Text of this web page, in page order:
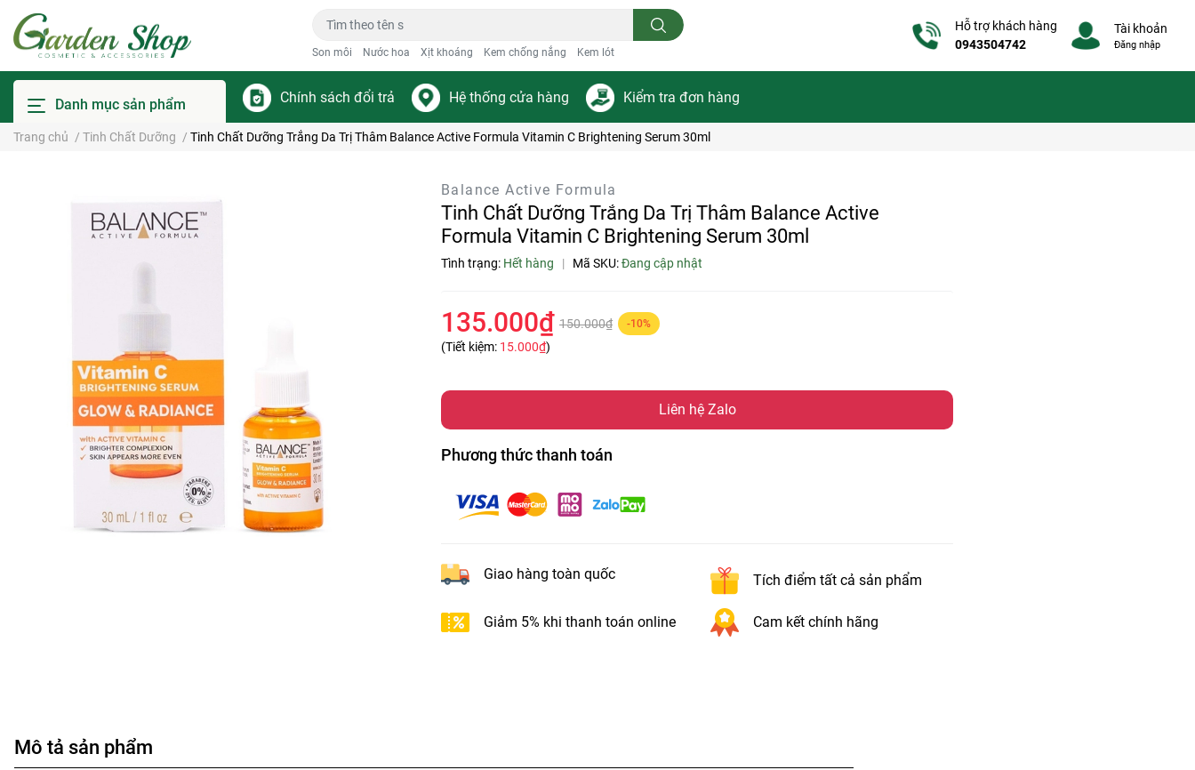
Son môi Nước hoa Xịt khoáng Kem chống nắng Kem lót
Hỗ trợ khách hàng
0943504742
Tài khoản
Đăng nhập
Danh mục sản phẩm Chính sách đổi trả Hệ thống cửa hàng Kiểm tra đơn hàng
Trang chủ / Tinh Chất Dưỡng / Tinh Chất Dưỡng Trắng Da Trị Thâm Balance Active Formula Vitamin C Brightening Serum 30ml
Balance Active Formula
Tinh Chất Dưỡng Trắng Da Trị Thâm Balance Active
Formula Vitamin C Brightening Serum 30ml
Tình trạng: Hết hàng | Mã SKU:Đang cập nhật
135.000₫ 150.000₫ -10%
(Tiết kiệm: 15.000₫)
Liên hệ Zalo
Phương thức thanh toán
Giao hàng toàn quốc Tích điểm tất cả sản phẩm
Giảm 5% khi thanh toán online Cam kết chính hãng
Mô tả sản phẩm